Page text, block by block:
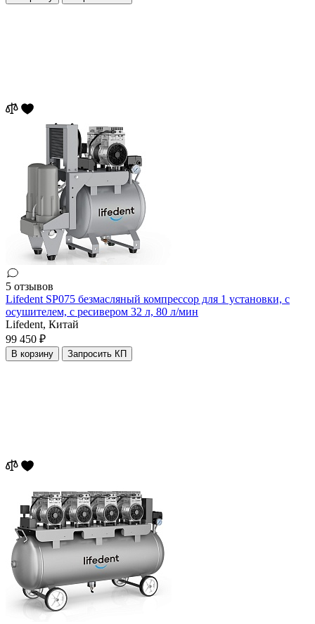
5 отзывов
Lifedent SP075 безмасляный компрессор для 1 установки, с
осушителем, с ресивером 32 л, 80 л/мин
Lifedent, Китай
99 450 ₽
В корзину Запросить КП